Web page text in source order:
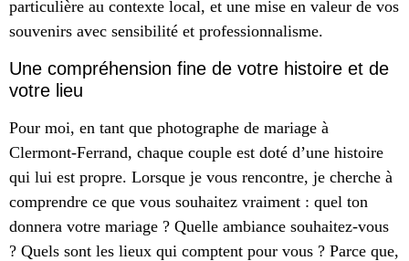
particulière au contexte local, et une mise en valeur de vos
souvenirs avec sensibilité et professionnalisme.
Une compréhension fine de votre histoire et de
votre lieu
Pour moi, en tant que photographe de mariage à
Clermont-Ferrand, chaque couple est doté d’une histoire
qui lui est propre. Lorsque je vous rencontre, je cherche à
comprendre ce que vous souhaitez vraiment : quel ton
donnera votre mariage ? Quelle ambiance souhaitez-vous
? Quels sont les lieux qui comptent pour vous ? Parce que,